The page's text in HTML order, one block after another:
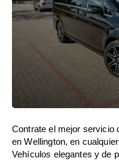
Contrate el mejor servicio
en Wellington, en
Vehículos elegantes y de